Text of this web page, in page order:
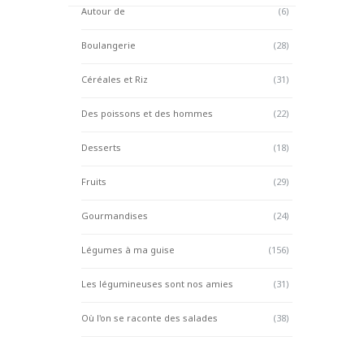
Autour de
(6)
Boulangerie (28)
Céréales et Riz (31)
Des poissons et des hommes (22)
Desserts (18)
Fruits (29)
Gourmandises (24)
Légumes à ma guise (156)
Les légumineuses sont nos amies (31)
Où l'on se raconte des salades (38)